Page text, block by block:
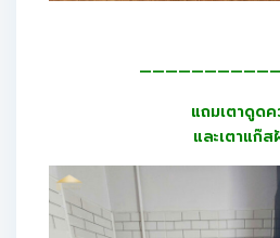
แถมเตาดูด
และเตาแก๊ส